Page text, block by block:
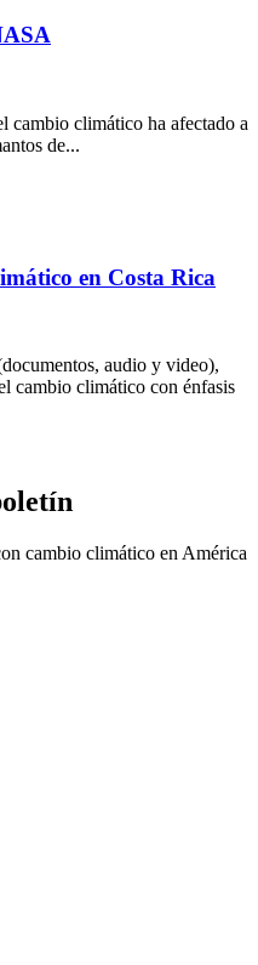
cambio climático ha afectado a
de...
en Costa Rica
audio y video),
cambio climático con énfasis
cambio climático en América